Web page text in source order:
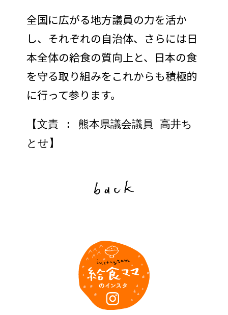
全国に広がる地方議員の力を活か
し、それぞれの自治体、さらには日
本全体の給食の質向上と、日本の食
を守る取り組みをこれからも積極的
に行って参ります。
【文責 : 熊本県議会議員 高井ち
とせ】